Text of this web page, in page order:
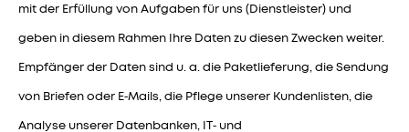
mit der Erfüllung von Aufgaben für uns (Dienstleister) und
geben in diesem Rahmen Ihre Daten zu diesen Zwecken weiter.
Empfänger der Daten sind u. a. die Paketlieferung, die Sendung
von Briefen oder E‑Mails, die Pflege unserer Kundenlisten, die
Analyse unserer Datenbanken, IT‑ und